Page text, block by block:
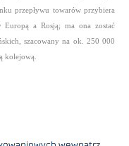
przepływu towarów przybiera
Europą a Rosją; ma ona zostać
szacowany na ok. 250 000
kolejową.